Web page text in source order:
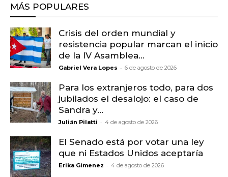
MÁS POPULARES
Crisis del orden mundial y
resistencia popular marcan el inicio
de la IV Asamblea...
Gabriel Vera Lopes - 6 de agosto de 2026
Para los extranjeros todo, para dos
jubilados el desalojo: el caso de
Sandra y...
Julián Pilatti - 4 de agosto de 2026
El Senado está por votar una ley
que ni Estados Unidos aceptaría
Erika Gimenez - 4 de agosto de 2026